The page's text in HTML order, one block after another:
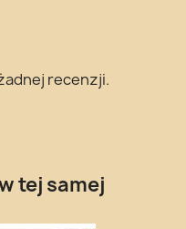
recenzji.
tej samej